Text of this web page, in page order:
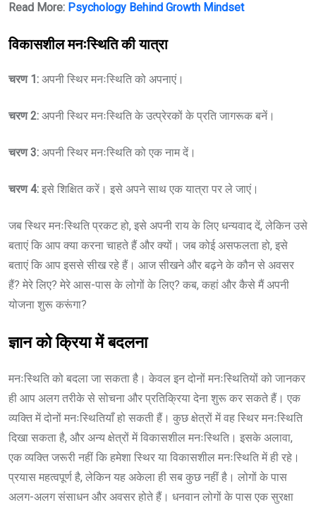
Read More: Psychology Behind Growth Mindset
विकासशील मनःस्थिति की यात्रा
चरण 1: अपनी स्थिर मनःस्थिति को अपनाएं।
चरण 2: अपनी स्थिर मनःस्थिति के उत्प्रेरकों के प्रति जागरूक बनें।
चरण 3: अपनी स्थिर मनःस्थिति को एक नाम दें।
चरण 4: इसे शिक्षित करें। इसे अपने साथ एक यात्रा पर ले जाएं।
जब स्थिर मनःस्थिति प्रकट हो, इसे अपनी राय के लिए धन्यवाद दें, लेकिन उसे
बताएं कि आप क्या करना चाहते हैं और क्यों। जब कोई असफलता हो, इसे
बताएं कि आप इससे सीख रहे हैं। आज सीखने और बढ़ने के कौन से अवसर
हैं? मेरे लिए? मेरे आस-पास के लोगों के लिए? कब, कहां और कैसे मैं अपनी
योजना शुरू करूंगा?
ज्ञान को क्रिया में बदलना
मनःस्थिति को बदला जा सकता है। केवल इन दोनों मनःस्थितियों को जानकर
ही आप अलग तरीके से सोचना और प्रतिक्रिया देना शुरू कर सकते हैं। एक
व्यक्ति में दोनों मनःस्थितियाँ हो सकती हैं। कुछ क्षेत्रों में वह स्थिर मनःस्थिति
दिखा सकता है, और अन्य क्षेत्रों में विकासशील मनःस्थिति। इसके अलावा,
एक व्यक्ति जरूरी नहीं कि हमेशा स्थिर या विकासशील मनःस्थिति में ही रहे।
प्रयास महत्वपूर्ण है, लेकिन यह अकेला ही सब कुछ नहीं है। लोगों के पास
अलग-अलग संसाधन और अवसर होते हैं। धनवान लोगों के पास एक सुरक्षा